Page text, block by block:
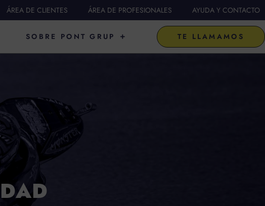
ÁREA DE CLIENTES ÁREA DE PROFESIONALES AYUDA Y CONTACTO
SEGURO OFICIAL DE
SOBRE PONT GRUP ABRIR SOBRE PONT GRUP
TE LLAMAMOS